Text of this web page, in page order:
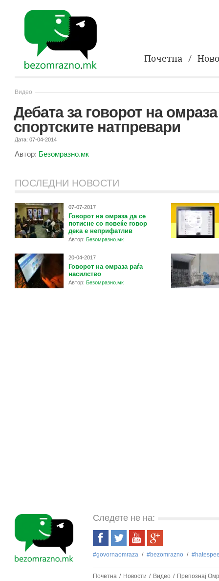
Почетна
Видео
Дебата за говорот на
спортските натпревари
Дата: 07-04-2014
Автор: Безомразно.мк
ПОСЛЕДНИ НОВОСТИ
07-07-2017
Говорот на омраза да се
потисне со повеќе говор
дека е неприфатлив
Автор: Безомразно.мк
20-04-2017
Говорот на омраза раѓа
насилство
Автор: Безомразно.мк
Следете не на:
#govornaomraza #bezоmrazno
Почетна Новости Видео Препознај